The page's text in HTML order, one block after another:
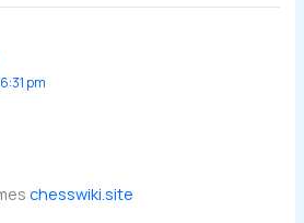
pm
chesswiki.site